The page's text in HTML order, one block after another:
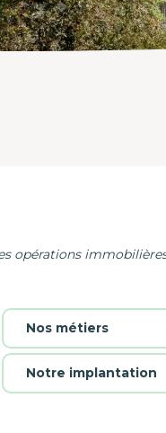
opérations
Nos métiers
Notre implantation